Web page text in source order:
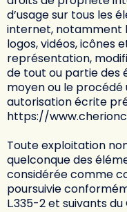
d’usage sur tous les
internet, notamment
logos, vidéos, icônes
représentation,
de tout ou partie des
moyen ou le procédé
autorisation écrite
https://
Toute exploitation
quelconque des
considérée comme
poursuivie
L.335-2 et suivants